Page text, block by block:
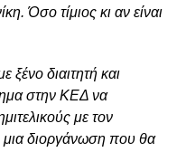
Όσο τίμιος κι αν είναι
διαιτητή και
στην ΚΕΔ να
με τον
μια διοργάνωση που θα